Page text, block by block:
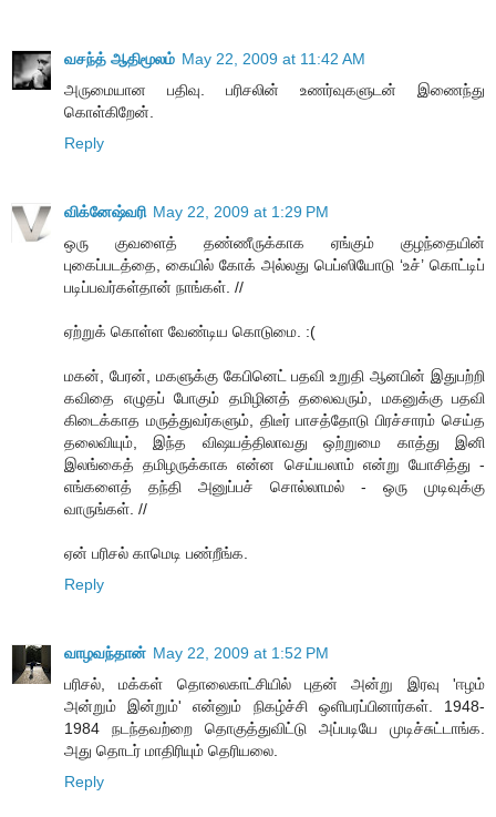
வசந்த் ஆதிமூலம் May 22, 2009 at 11:42 AM
அருமையான பதிவு. பரிசலின் உணர்வுகளுடன் இணைந்து
கொள்கிறேன்.
Reply
விக்னேஷ்வரி May 22, 2009 at 1:29 PM
ஒரு குவளைத் தண்ணீருக்காக ஏங்கும் குழந்தையின்
புகைப்படத்தை, கையில் கோக் அல்லது பெப்ஸியோடு ‘உச்’ கொட்டிப்
படிப்பவர்கள்தான் நாங்கள். //
ஏற்றுக் கொள்ள வேண்டிய கொடுமை. :(
மகன், பேரன், மகளுக்கு கேபினெட் பதவி உறுதி ஆனபின் இதுபற்றி
கவிதை எழுதப் போகும் தமிழினத் தலைவரும், மகனுக்கு பதவி
கிடைக்காத மருத்துவர்களும், திடீர் பாசத்தோடு பிரச்சாரம் செய்த
தலைவியும், இந்த விஷயத்திலாவது ஒற்றுமை காத்து இனி
இலங்கைத் தமிழருக்காக என்ன செய்யலாம் என்று யோசித்து -
எங்களைத் தந்தி அனுப்பச் சொல்லாமல் - ஒரு முடிவுக்கு
வாருங்கள். //
ஏன் பரிசல் காமெடி பண்றீங்க.
Reply
வாழவந்தான் May 22, 2009 at 1:52 PM
பரிசல், மக்கள் தொலைகாட்சியில் புதன் அன்று இரவு 'ஈழம்
அன்றும் இன்றும்' என்னும் நிகழ்ச்சி ஒளிபரப்பினார்கள். 1948-
1984 நடந்தவற்றை தொகுத்துவிட்டு அப்படியே முடிச்சுட்டாங்க.
அது தொடர் மாதிரியும் தெரியலை.
Reply